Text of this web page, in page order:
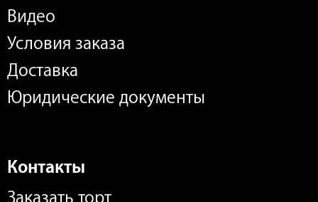
Видео
Условия заказа
Доставка
Юридические документы
Контакты
Заказать торт